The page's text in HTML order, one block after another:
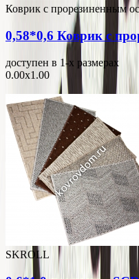
Коврик с прорезиненным
0,58*0,6 Коврик с
доступен в 1-x размерах
0.00x1.00
SKROLL